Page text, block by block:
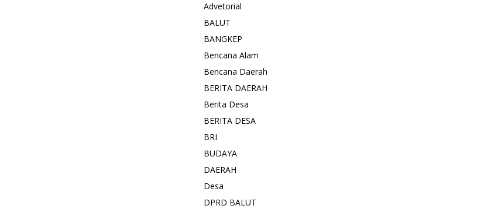
Advetorial
BALUT
BANGKEP
Bencana Alam
Bencana Daerah
BERITA DAERAH
Berita Desa
BERITA DESA
BRI
BUDAYA
DAERAH
Desa
DPRD BALUT